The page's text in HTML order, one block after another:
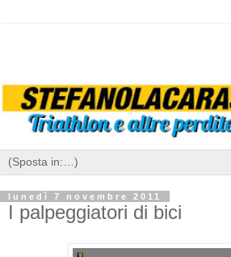
lunedì 7 novembre 2011
I palpeggiatori di bici